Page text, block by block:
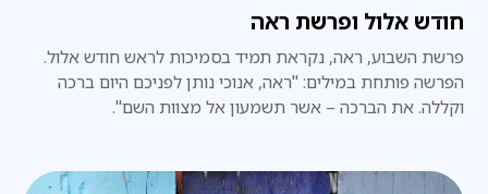
חודש אלול ופרשת ראה
פרשת השבוע, ראה, נקראת תמיד בסמיכות לראש חודש אלול.
הפרשה פותחת במילים: "ראה, אנוכי נותן לפניכם היום ברכה
וקללה. את הברכה – אשר תשמעון אל מצוות השם".